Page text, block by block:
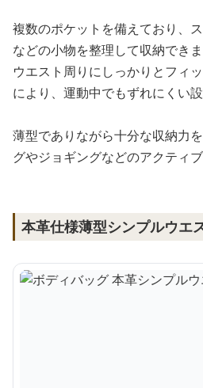
複数のポケットを備えており、
などの小物を整理して収納できま
ウエスト周りにしっかりとフィ
により、運動中でもずれにくい
薄型でありながら十分な収納力
グやジョギングなどのアクティ
本革仕様薄型シンプルウエ